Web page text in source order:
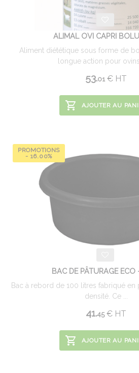
ALIMAL OVI CAPRI
Aliment diététique sous forme de
longue action pour ovins
53.01 € HT
AJOUTER AU
PROMOTIONS
- 16.00%
BAC DE PÂTURAGE ECO
Bac à rebord de 100 litres fabriqué
densité. Ce ...
41.45 € HT
AJOUTER AU